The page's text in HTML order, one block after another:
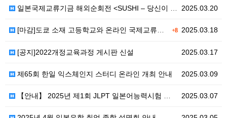
2025.03.20
일본국제교류기금 해외순회전 <SUSHI – 당신이 미처…
+82025.03.18
[마감]도쿄 소재 고등학교와 온라인 국제교류를 희망하는…
2025.03.17
[공지]2022개정교육과정 게시판 신설
2025.03.09
제65회 한일 익스체인지 스터디 온라인 개최 안내
2025.03.07
【안내】 2025년 제1회 JLPT 일본어능력시험 정규…